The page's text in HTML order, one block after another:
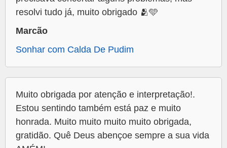
resolvi tudo já, muito obrigado 🫂🩵
Marcão
Sonhar com Calda De Pudim
Muito obrigada por atenção e interpretação!.
Estou sentindo também está paz e muito
honrada. Muito muito muito muito obrigada,
gratidão. Quê Deus abençoe sempre a sua vida